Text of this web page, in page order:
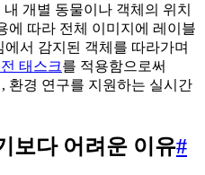
개별 동물이나 객체의 위치
에 따라 전체 이미지에 레이블
서 감지된 객체를 따라가며
태스크를 적용함으로써
환경 연구를 지원하는 실시간
보다 어려운 이유#